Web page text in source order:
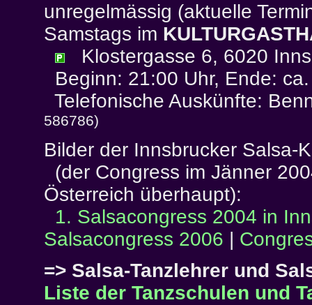
unregelmässig (aktuelle
Samstags im
Klostergasse 6, 6020
Beginn: 21:00 Uhr, Ende:
Telefonische Auskünfte:
586786)
Bilder der Innsbrucker Salsa-
(der Congress im Jänner
Österreich überhaupt):
1. Salsacongress 2004 in
Salsacongress 2006 |
=> Salsa-Tanzlehrer und
Liste der Tanzschulen und